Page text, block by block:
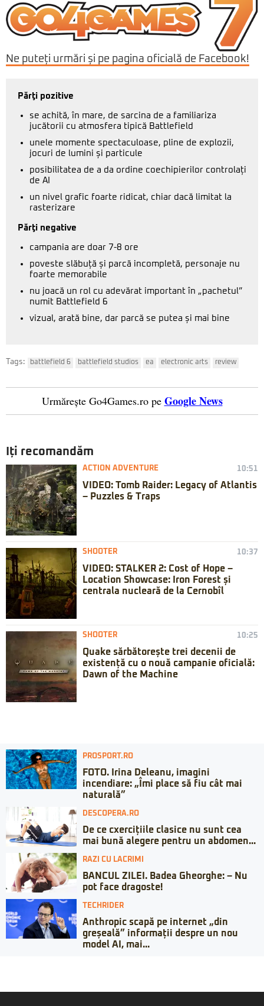
Ne puteți urmări și pe pagina oficială de Facebook!
Părţi pozitive
se achită, în mare, de sarcina de a familiariza
jucătorii cu atmosfera tipică Battlefield
unele momente spectaculoase, pline de explozii,
jocuri de lumini și particule
posibilitatea de a da ordine coechipierilor controlați
de AI
un nivel grafic foarte ridicat, chiar dacă limitat la
rasterizare
Părţi negative
campania are doar 7-8 ore
poveste slăbuță și parcă incompletă, personaje nu
foarte memorabile
nu joacă un rol cu adevărat important în „pachetul”
numit Battlefield 6
vizual, arată bine, dar parcă se putea și mai bine
Tags: battlefield 6 battlefield studios ea electronic arts review
Urmărește Go4Games.ro pe Google News
Iți recomandăm
ACTION ADVENTURE 10:51
VIDEO: Tomb Raider: Legacy of Atlantis
– Puzzles & Traps
SHOOTER 10:37
VIDEO: STALKER 2: Cost of Hope –
Location Showcase: Iron Forest și
centrala nucleară de la Cernobîl
SHOOTER 10:25
Quake sărbătorește trei decenii de
existență cu o nouă campanie oficială:
Dawn of the Machine
PROSPORT.RO
FOTO. Irina Deleanu, imagini
incendiare: „Îmi place să fiu cât mai
naturală”
DESCOPERA.RO
De ce cxercițiile clasice nu sunt cea
mai bună alegere pentru un abdomen...
RAZI CU LACRIMI
BANCUL ZILEI. Badea Gheorghe: – Nu
pot face dragoste!
TECHRIDER
Anthropic scapă pe internet „din
greșeală” informații despre un nou
model AI, mai...